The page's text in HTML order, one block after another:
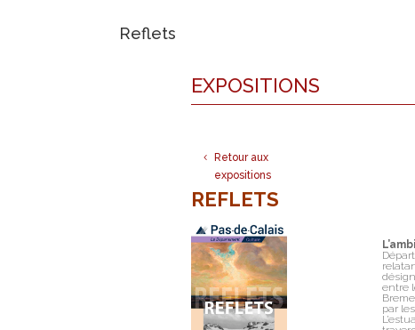
Reflets
EXPOSITIONS
Retour aux
expositions
REFLETS
entre
par